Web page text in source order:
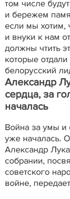
том числе
и бережем
если мы хотим,
и внуки к нам
должны чтить
которые
белорусский
Александр
сердца, за
началась
Война за умы и
уже началась.
Александр
собрании,
советского
войне,